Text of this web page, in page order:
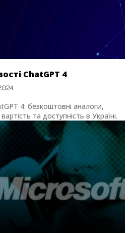
ChatGPT 4
4: безкоштовні аналоги,
та доступність в Україні.